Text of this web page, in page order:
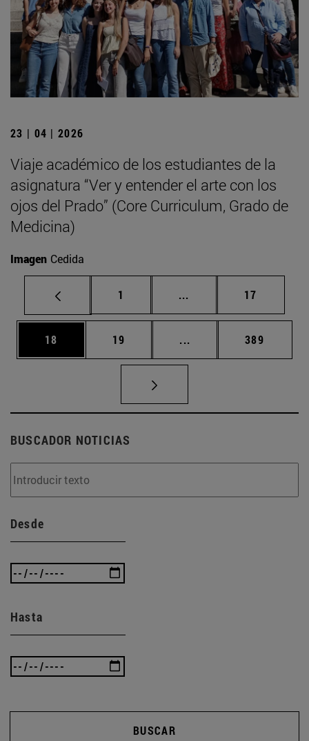
23 | 04 | 2026
Viaje académico de los estudiantes de la
asignatura “Ver y entender el arte con los
ojos del Prado” (Core Curriculum, Grado de
Medicina)
Imagen Cedida
Página
1 ... Páginas intermedias
Página
17
Página
18 Página
19 ... Páginas intermedias
Página
389
BUSCADOR NOTICIAS
Desde
Hasta
BUSCAR